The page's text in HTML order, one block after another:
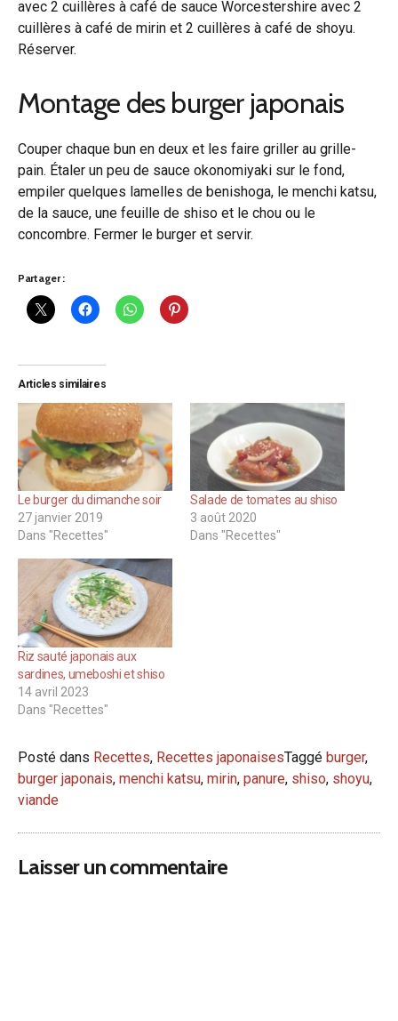
avec 2 cuillères à café de sauce Worcestershire avec 2
cuillères à café de mirin et 2 cuillères à café de shoyu.
Réserver.
Montage des burger japonais
Couper chaque bun en deux et les faire griller au grille-
pain. Étaler un peu de sauce okonomiyaki sur le fond,
empiler quelques lamelles de benishoga, le menchi katsu,
de la sauce, une feuille de shiso et le chou ou le
concombre. Fermer le burger et servir.
Partager :
Articles similaires
Le burger du dimanche soir
27 janvier 2019
Dans "Recettes"
Salade de tomates au shiso
3 août 2020
Dans "Recettes"
Riz sauté japonais aux
sardines, umeboshi et shiso
14 avril 2023
Dans "Recettes"
Posté dans Recettes, Recettes japonaisesTaggé burger,
burger japonais, menchi katsu, mirin, panure, shiso, shoyu,
viande
Laisser un commentaire